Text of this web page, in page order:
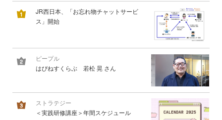
JR西日本、「お忘れ物チャットサービ
ス」開始
ピープル
はぴねすくらぶ 若松 晃 さん
ストラテジー
＜実践研修講座＞年間スケジュール